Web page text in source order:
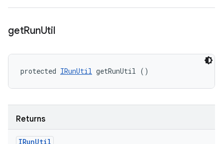
getRunUtil
protected IRunUtil getRunUtil ()
Returns
IRunUtil